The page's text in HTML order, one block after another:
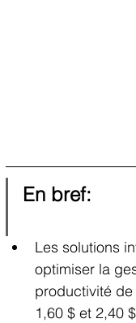
En bref:
Les solutions
optimiser la
productivité
1,60 $ et 2,40